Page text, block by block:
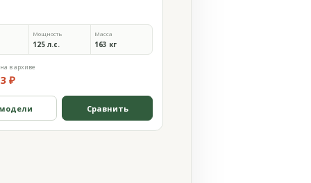
Мощность
125 л.с.
Масса
163 кг
в архиве
₽
Сравнить